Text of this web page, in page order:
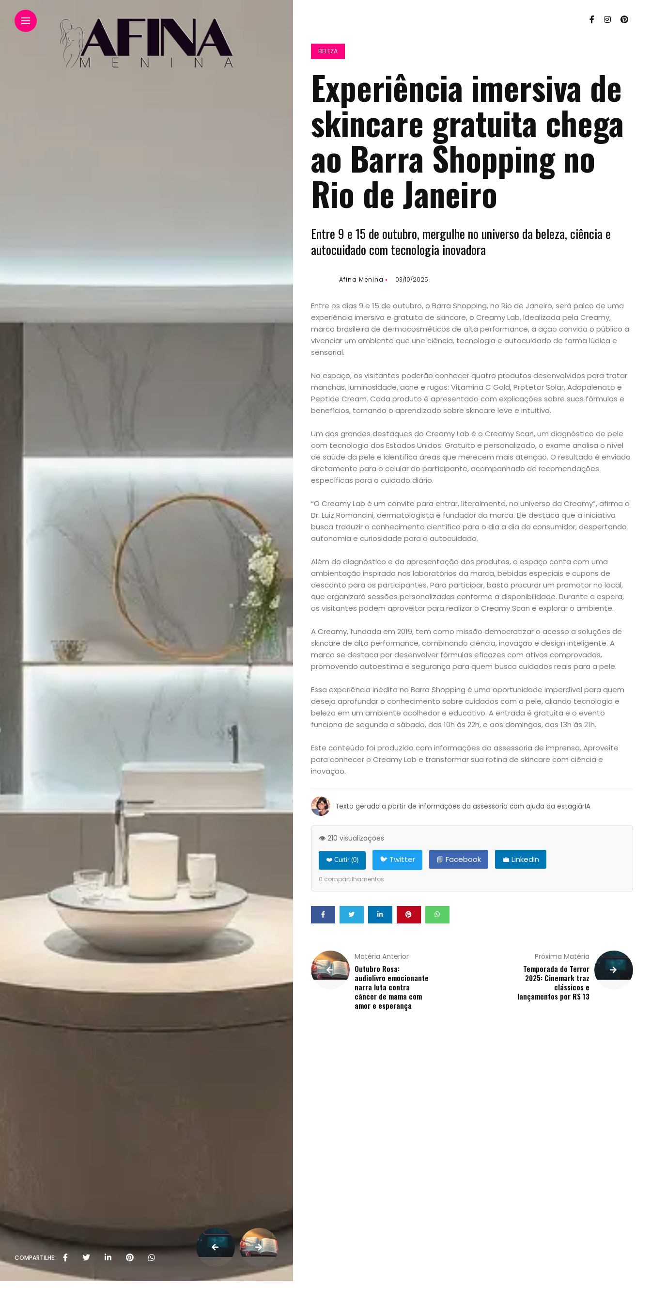
Início
Academia
Beleza
Bora
lá!
Casa
e
Decoração
Exclusiva
Homem
Mães
Filhos
Notícias
Opinião
Pets
Receitas
e
Qualidade
COMPARTILHE:
BELEZA
Experiência imersiva de
skincare gratuita chega
ao Barra Shopping no
Rio de Janeiro
Entre 9 e 15 de outubro, mergulhe no universo da beleza, ciência e
autocuidado com tecnologia inovadora
Afina Menina 03/10/2025
Entre os dias 9 e 15 de outubro, o Barra Shopping, no Rio de Janeiro, será palco de uma
experiência imersiva e gratuita de skincare, o Creamy Lab. Idealizada pela Creamy,
marca brasileira de dermocosméticos de alta performance, a ação convida o público a
vivenciar um ambiente que une ciência, tecnologia e autocuidado de forma lúdica e
sensorial.
No espaço, os visitantes poderão conhecer quatro produtos desenvolvidos para tratar
manchas, luminosidade, acne e rugas: Vitamina C Gold, Protetor Solar, Adapalenato e
Peptide Cream. Cada produto é apresentado com explicações sobre suas fórmulas e
benefícios, tornando o aprendizado sobre skincare leve e intuitivo.
Um dos grandes destaques do Creamy Lab é o Creamy Scan, um diagnóstico de pele
com tecnologia dos Estados Unidos. Gratuito e personalizado, o exame analisa o nível
de saúde da pele e identifica áreas que merecem mais atenção. O resultado é enviado
diretamente para o celular do participante, acompanhado de recomendações
específicas para o cuidado diário.
“O Creamy Lab é um convite para entrar, literalmente, no universo da Creamy”, afirma o
Dr. Luiz Romancini, dermatologista e fundador da marca. Ele destaca que a iniciativa
busca traduzir o conhecimento científico para o dia a dia do consumidor, despertando
autonomia e curiosidade para o autocuidado.
Além do diagnóstico e da apresentação dos produtos, o espaço conta com uma
ambientação inspirada nos laboratórios da marca, bebidas especiais e cupons de
desconto para os participantes. Para participar, basta procurar um promotor no local,
que organizará sessões personalizadas conforme a disponibilidade. Durante a espera,
os visitantes podem aproveitar para realizar o Creamy Scan e explorar o ambiente.
A Creamy, fundada em 2019, tem como missão democratizar o acesso a soluções de
skincare de alta performance, combinando ciência, inovação e design inteligente. A
marca se destaca por desenvolver fórmulas eficazes com ativos comprovados,
promovendo autoestima e segurança para quem busca cuidados reais para a pele.
Essa experiência inédita no Barra Shopping é uma oportunidade imperdível para quem
deseja aprofundar o conhecimento sobre cuidados com a pele, aliando tecnologia e
beleza em um ambiente acolhedor e educativo. A entrada é gratuita e o evento
funciona de segunda a sábado, das 10h às 22h, e aos domingos, das 13h às 21h.
Este conteúdo foi produzido com informações da assessoria de imprensa. Aproveite
para conhecer o Creamy Lab e transformar sua rotina de skincare com ciência e
inovação.
Texto gerado a partir de informações da assessoria com ajuda da estagiárIA
👁️ 210 visualizações
❤️ Curtir (0) 🐦 Twitter 📘 Facebook 💼 LinkedIn
0 compartilhamentos
Matéria Anterior
Outubro Rosa:
audiolivro emocionante
narra luta contra
câncer de mama com
amor e esperança
Próxima Matéria
Temporada do Terror
2025: Cinemark traz
clássicos e
lançamentos por R$ 13